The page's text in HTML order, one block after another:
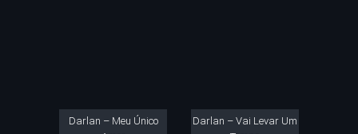
Darlan – Meu Único
Darlan – Vai Levar Um